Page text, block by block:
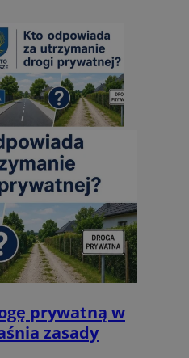
prywatną w
zasady